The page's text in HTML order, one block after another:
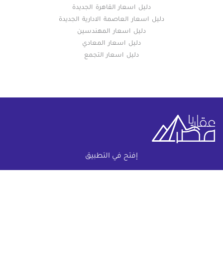
إفتح في التطبيق
دليل اسعار القاهرة الجديدة
دليل اسعار العاصمة الادارية الجديدة
دليل اسعار المهندسين
دليل اسعار المعادي
دليل اسعار التجمع
خريطة الموقع